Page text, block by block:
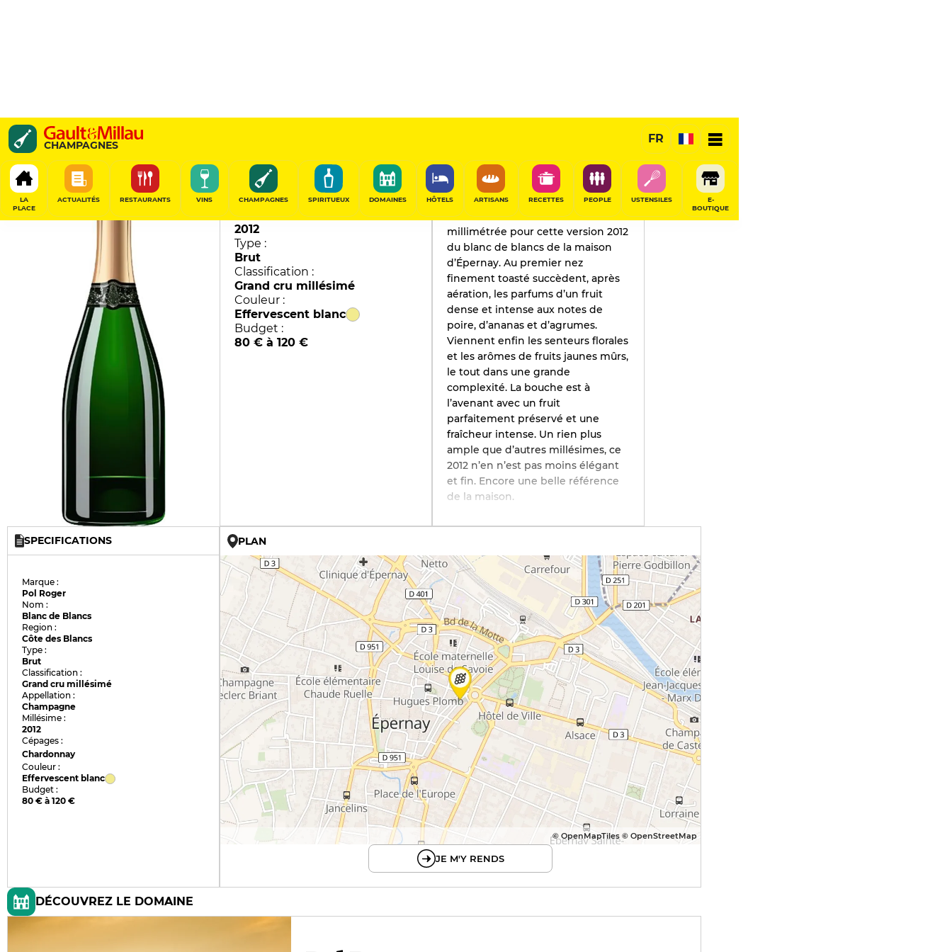
CHAMPAGNES
FR
LA
PLACE
ACTUALITÉS RESTAURANTS VINS CHAMPAGNES SPIRITUEUX DOMAINES HÔTELS ARTISANS RECETTES PEOPLE USTENSILES
E-
BOUTIQUE
Blanc de Blancs
Pol Roger
PARTAGER
94/100
Champagne
Millésime :
2012
Type :
Brut
Classification :
Grand cru millésimé
Couleur :
Effervescent blanc
Budget :
80 € à 120 €
L'AVIS DE GAULT&MILLAU
2020
Belle couleur or et bulle
millimétrée pour cette version 2012
du blanc de blancs de la maison
d’Épernay. Au premier nez
finement toasté succèdent, après
aération, les parfums d’un fruit
dense et intense aux notes de
poire, d’ananas et d’agrumes.
Viennent enfin les senteurs florales
et les arômes de fruits jaunes mûrs,
le tout dans une grande
complexité. La bouche est à
l’avenant avec un fruit
parfaitement préservé et une
fraîcheur intense. Un rien plus
ample que d’autres millésimes, ce
2012 n’en n’est pas moins élégant
et fin. Encore une belle référence
de la maison.
SPECIFICATIONS
Marque :
Pol Roger
Nom :
Blanc de Blancs
Region :
Côte des Blancs
Type :
Brut
Classification :
Grand cru millésimé
Appellation :
Champagne
Millésime :
2012
Cépages :
Chardonnay
Couleur :
Effervescent blanc
Budget :
80 € à 120 €
PLAN
© OpenMapTiles © OpenStreetMap
JE M'Y RENDS
DÉCOUVREZ LE DOMAINE